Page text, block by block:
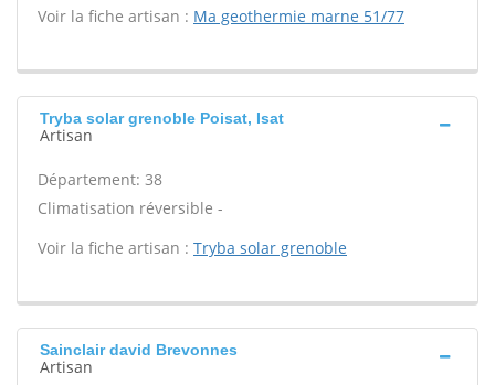
Voir la fiche artisan : Ma geothermie marne 51/77
Tryba solar grenoble Poisat, Isat
Artisan
Département: 38
Climatisation réversible -
Voir la fiche artisan : Tryba solar grenoble
Sainclair david Brevonnes
Artisan